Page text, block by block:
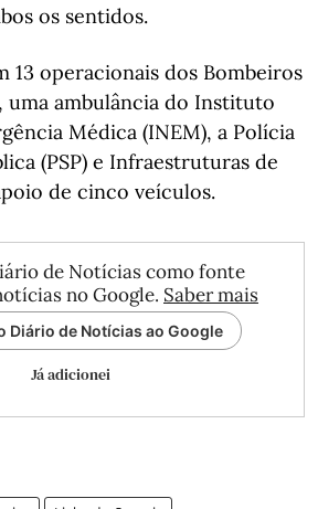
os sentidos.
13 operacionais dos Bombeiros
uma ambulância do Instituto
Médica (INEM), a Polícia
(PSP) e Infraestruturas de
de cinco veículos.
de Notícias como fonte
no Google. Saber mais
Diário de Notícias ao Google
Já adicionei